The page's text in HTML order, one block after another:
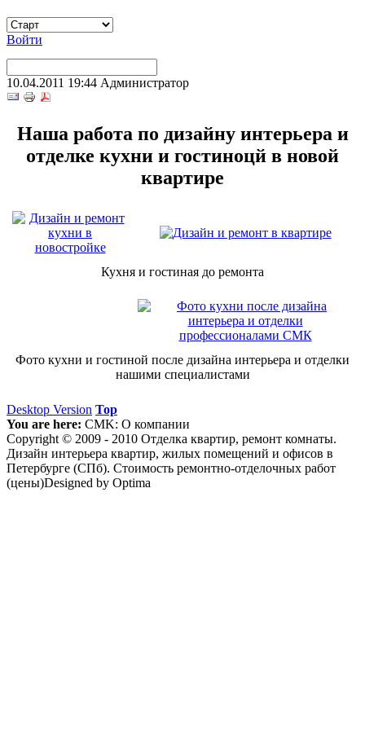
Войти
10.04.2011 19:44 Администратор
Наша работа по дизайну интерьера и
отделке кухни и гостиноцй в новой
квартире
Кухня и гостиная до ремонта
Фото кухни и гостиной после дизайна интерьера и отделки
нашими специалистами
Desktop Version Top
You are here: CMK: О компании
Copyright © 2009 - 2010 Отделка квартир, ремонт комнаты.
Дизайн интерьера квартир, жилых помещений и офисов в
Петербурге (СПб). Стоимость ремонтно-отделочных работ
(цены)Designed by Optima